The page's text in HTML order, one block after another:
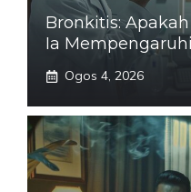
Bronkitis:
Ia
Ogos 4, 2026